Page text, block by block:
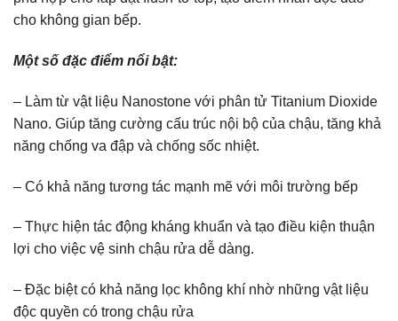
cho không gian bếp.
Một số đặc điểm nổi bật:
– Làm từ vật liệu Nanostone với phân tử Titanium Dioxide
Nano. Giúp tăng cường cấu trúc nội bộ của chậu, tăng khả
năng chống va đập và chống sốc nhiệt.
– Có khả năng tương tác mạnh mẽ với môi trường bếp
– Thực hiện tác động kháng khuẩn và tạo điều kiện thuận
lợi cho việc vệ sinh chậu rửa dễ dàng.
– Đặc biệt có khả năng lọc không khí nhờ những vật liệu
độc quyền có trong chậu rửa